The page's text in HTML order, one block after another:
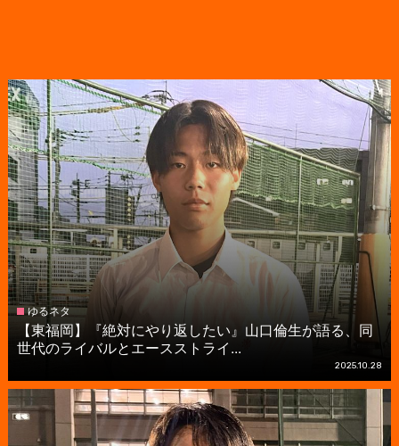
ゆるネタ
【東福岡】『絶対にやり返したい』山口倫生が語る、同
世代のライバルとエースストライ...
2025.10.28